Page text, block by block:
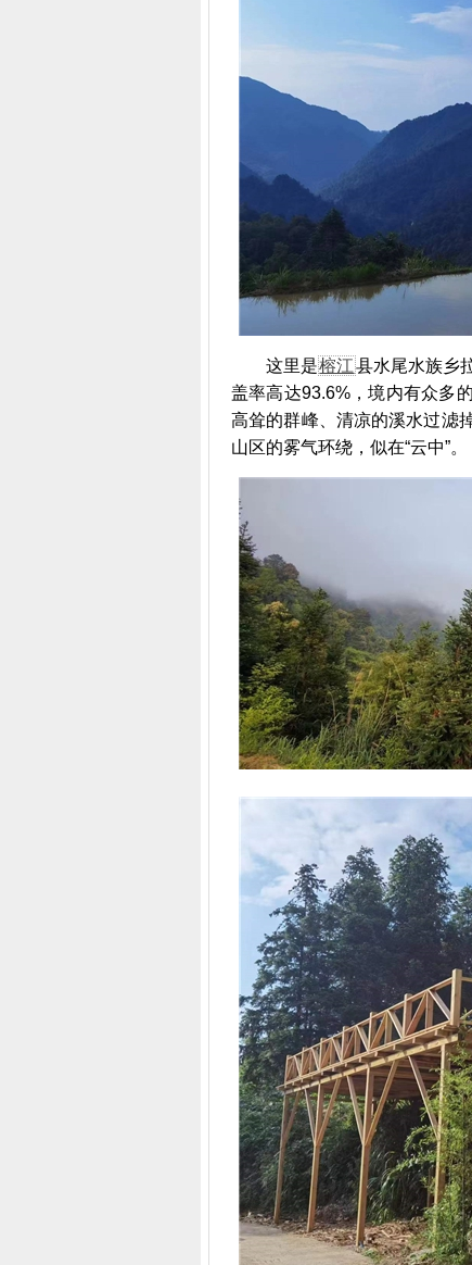
这里是榕江县水尾水族乡
盖率高达93.6%，境内有众多
高耸的群峰、清凉的溪水过滤
山区的雾气环绕，似在“云中”。